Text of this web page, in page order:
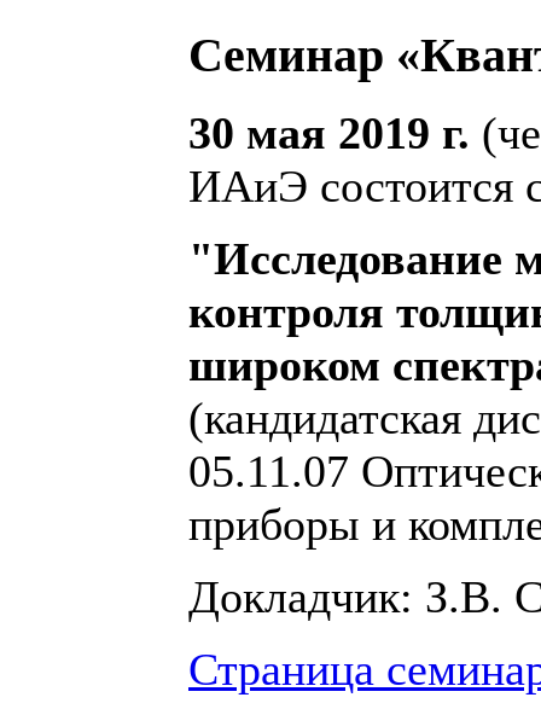
Семинар
30 мая 2019 г.
ИАиЭ состоится
"Исследование
контроля
широком
(кандидатская
05.11.07
приборы и
Докладчик: З.В.
Страница